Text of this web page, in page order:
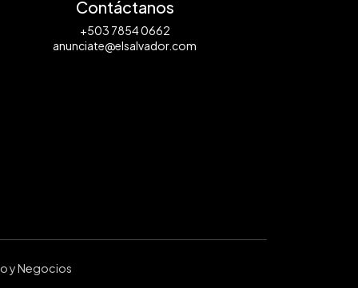
Contáctanos
+503 7854 0662
anunciate@elsalvador.com
y Negocios